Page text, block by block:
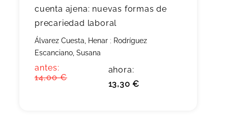
cuenta ajena: nuevas formas de
precariedad laboral
Álvarez Cuesta, Henar ; Rodríguez
Escanciano, Susana
antes:
14,00 €
ahora:
13,30 €